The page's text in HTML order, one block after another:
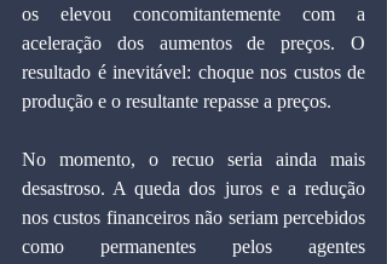
os elevou concomitantemente com a
aceleração dos aumentos de preços. O
resultado é inevitável: choque nos custos de
produção e o resultante repasse a preços.
No momento, o recuo seria ainda mais
desastroso. A queda dos juros e a redução
nos custos financeiros não seriam percebidos
como permanentes pelos agentes